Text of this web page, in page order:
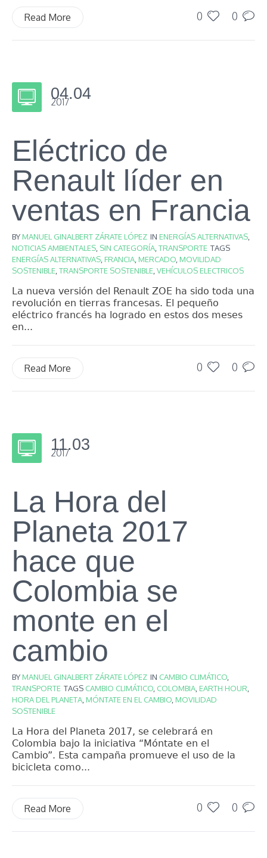
0 0
Read More
04.04
2017
Eléctrico de
Renault líder en
ventas en Francia
BYMANUEL GINALBERT ZÁRATE LÓPEZ IN ENERGÍAS ALTERNATIVAS
NOTICIAS AMBIENTALES SIN CATEGORÍA TRANSPORTE TAGS
ENERGÍAS ALTERNATIVAS FRANCIA MERCADO MOVILIDAD
SOSTENIBLE TRANSPORTE SOSTENIBLE VEHÍCULOS ELECTRICOS
La nueva versión del Renault ZOE ha sido toda una
revolución en tierras francesas. El pequeño
eléctrico francés ha logrado en estos dos meses
en...
0 0
Read More
11.03
2017
La Hora del
Planeta 2017
hace que
Colombia se
monte en el
cambio
BYMANUEL GINALBERT ZÁRATE LÓPEZ IN CAMBIO CLIMÁTICO
TRANSPORTE TAGS CAMBIO CLIMÁTICO COLOMBIA EARTH HOUR
HORA DEL PLANETA MÓNTATE EN EL CAMBIO MOVILIDAD
SOSTENIBLE
La Hora del Planeta 2017, se celebrará en
Colombia bajo la iniciativa “Móntate en el
Cambio”. Esta campaña promueve el uso de la
bicicleta como...
0 0
Read More